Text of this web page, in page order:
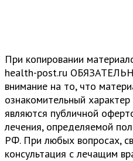
При копировании
health-post.ru
внимание на то, что
ознакомительный
являются публичной
лечения, определяемой
РФ. При любых вопросах,
консультация с лечащим